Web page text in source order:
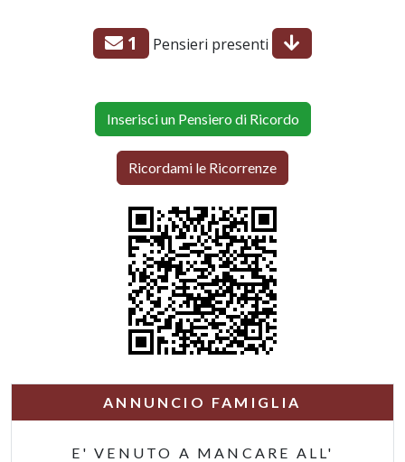
1 Pensieri presenti
Inserisci un Pensiero di Ricordo
Ricordami le Ricorrenze
ANNUNCIO FAMIGLIA
E' VENUTO A MANCARE ALL'